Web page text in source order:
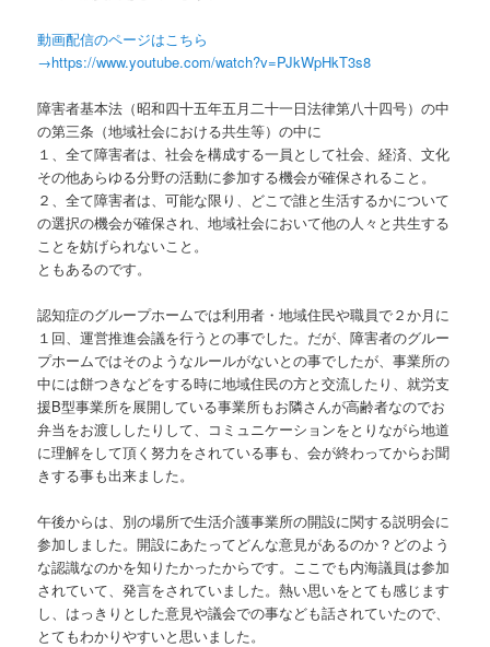
動画配信のページはこちら
→https://www.youtube.com/watch?v=PJkWpHkT3s8
障害者基本法（昭和四十五年五月二十一日法律第八十四号）の中
の第三条（地域社会における共生等）の中に
１、全て障害者は、社会を構成する一員として社会、経済、文化
その他あらゆる分野の活動に参加する機会が確保されること。
２、全て障害者は、可能な限り、どこで誰と生活するかについて
の選択の機会が確保され、地域社会において他の人々と共生する
ことを妨げられないこと。
ともあるのです。
認知症のグループホームでは利用者・地域住民や職員で２か月に
１回、運営推進会議を行うとの事でした。だが、障害者のグルー
プホームではそのようなルールがないとの事でしたが、事業所の
中には餅つきなどをする時に地域住民の方と交流したり、就労支
援B型事業所を展開している事業所もお隣さんが高齢者なのでお
弁当をお渡ししたりして、コミュニケーションをとりながら地道
に理解をして頂く努力をされている事も、会が終わってからお聞
きする事も出来ました。
午後からは、別の場所で生活介護事業所の開設に関する説明会に
参加しました。開設にあたってどんな意見があるのか？どのよう
な認識なのかを知りたかったからです。ここでも内海議員は参加
されていて、発言をされていました。熱い思いをとても感じます
し、はっきりとした意見や議会での事なども話されていたので、
とてもわかりやすいと思いました。